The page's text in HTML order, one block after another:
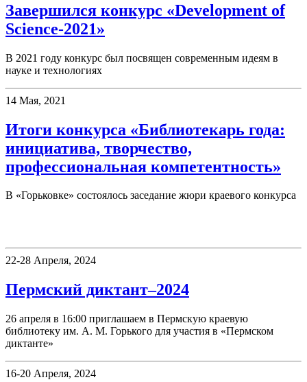
Завершился конкурс «Development of
Science-2021»
В 2021 году конкурс был посвящен современным идеям в
науке и технологиях
14 Мая, 2021
Итоги конкурса «Библиотекарь года:
инициатива, творчество,
профессиональная компетентность»
В «Горьковке» состоялось заседание жюри краевого конкурса
22-28 Апреля, 2024
Пермский диктант–2024
26 апреля в 16:00 приглашаем в Пермскую краевую
библиотеку им. А. М. Горького для участия в «Пермском
диктанте»
16-20 Апреля, 2024